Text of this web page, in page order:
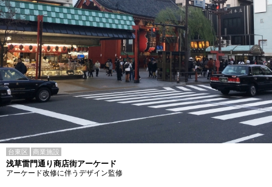
台東区 商業施設
浅草雷門通り商店街アーケード
アーケード改修に伴うデザイン監修